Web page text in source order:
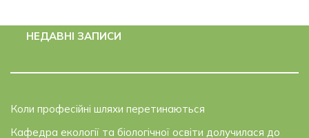
НЕДАВНІ ЗАПИСИ
Коли професійні шляхи перетинаються
Кафедра екології та біологічної освіти долучилася до